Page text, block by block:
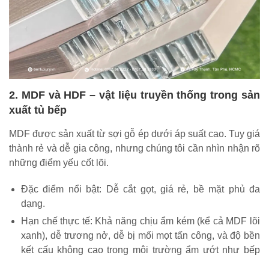
2. MDF và HDF – vật liệu truyền thống trong sản
xuất tủ bếp
MDF được sản xuất từ sợi gỗ ép dưới áp suất cao. Tuy giá
thành rẻ và dễ gia công, nhưng chúng tôi cần nhìn nhận rõ
những điểm yếu cốt lõi.
Đặc điểm nổi bật: Dễ cắt gọt, giá rẻ, bề mặt phủ đa
dạng.
Hạn chế thực tế: Khả năng chịu ẩm kém (kể cả MDF lõi
xanh), dễ trương nở, dễ bị mối mọt tấn công, và độ bền
kết cấu không cao trong môi trường ẩm ướt như bếp